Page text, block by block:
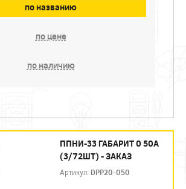
по названию
по цене
по наличию
ППНИ-33 ГАБАРИТ 0 50А
(3/72ШТ) - ЗАКАЗ
Артикул:DPP20-050